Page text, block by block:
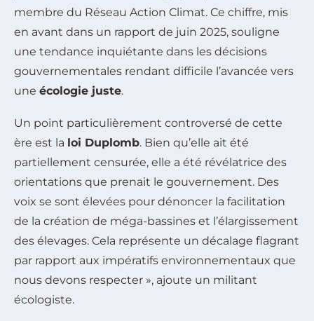
membre du Réseau Action Climat. Ce chiffre, mis
en avant dans un rapport de juin 2025, souligne
une tendance inquiétante dans les décisions
gouvernementales rendant difficile l’avancée vers
une écologie juste.
Un point particulièrement controversé de cette
ère est la loi Duplomb. Bien qu’elle ait été
partiellement censurée, elle a été révélatrice des
orientations que prenait le gouvernement. Des
voix se sont élevées pour dénoncer la facilitation
de la création de méga-bassines et l’élargissement
des élevages. Cela représente un décalage flagrant
par rapport aux impératifs environnementaux que
nous devons respecter », ajoute un militant
écologiste.